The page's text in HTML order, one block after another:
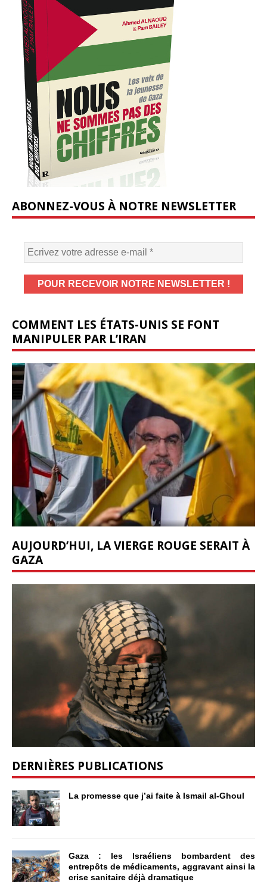
ABONNEZ-VOUS À NOTRE NEWSLETTER
COMMENT LES ÉTATS-UNIS SE FONT
MANIPULER PAR L’IRAN
AUJOURD’HUI, LA VIERGE ROUGE SERAIT À
GAZA
DERNIÈRES PUBLICATIONS
La promesse que j’ai faite à Ismail al-Ghoul
Gaza : les Israéliens bombardent des
entrepôts de médicaments, aggravant ainsi la
crise sanitaire déjà dramatique